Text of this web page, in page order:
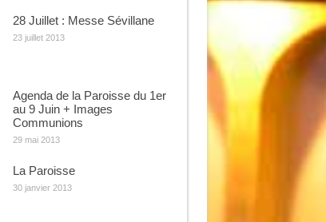
28 Juillet : Messe Sévillane
23 juillet 2013
Agenda de la Paroisse du 1er
au 9 Juin + Images
Communions
29 mai 2013
La Paroisse
30 janvier 2013